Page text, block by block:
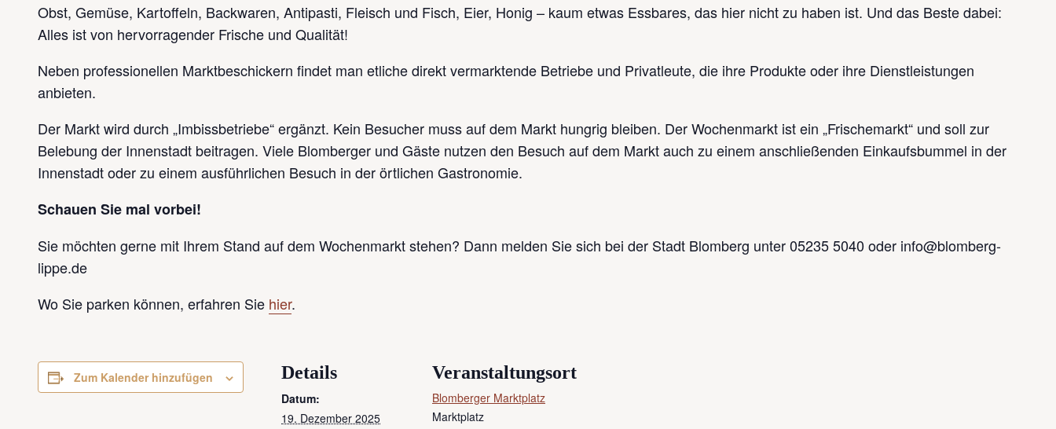
Obst, Gemüse, Kartoffeln, Backwaren, Antipasti, Fleisch und Fisch, Eier, Honig – kaum etwas Essbares, das hier nicht zu haben ist. Und das Beste dabei:
Alles ist von hervorragender Frische und Qualität!
Neben professionellen Marktbeschickern findet man etliche direkt vermarktende Betriebe und Privatleute, die ihre Produkte oder ihre Dienstleistungen
anbieten.
Der Markt wird durch „Imbissbetriebe“ ergänzt. Kein Besucher muss auf dem Markt hungrig bleiben. Der Wochenmarkt ist ein „Frischemarkt“ und soll zur
Belebung der Innenstadt beitragen. Viele Blomberger und Gäste nutzen den Besuch auf dem Markt auch zu einem anschließenden Einkaufsbummel in der
Innenstadt oder zu einem ausführlichen Besuch in der örtlichen Gastronomie.
Schauen Sie mal vorbei!
Sie möchten gerne mit Ihrem Stand auf dem Wochenmarkt stehen? Dann melden Sie sich bei der Stadt Blomberg unter 05235 5040 oder info@blomberg-
lippe.de
Wo Sie parken können, erfahren Sie hier.
Zum Kalender hinzufügen Details
Datum:
19. Dezember 2025
Veranstaltungsort
Blomberger Marktplatz
Marktplatz